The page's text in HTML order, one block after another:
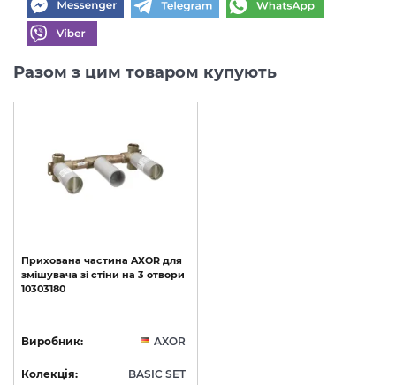
Разом з цим товаром купують
Прихована частина AXOR для
змішувача зі стіни на 3 отвори
10303180
Виробник: AXOR
Колекція: BASIC SET